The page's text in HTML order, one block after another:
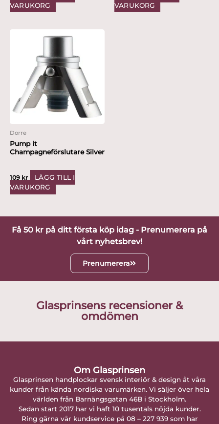
VARUKORG
VARUKORG
Dorre
Pump it
Champagneförslutare Silver
109 kr
LÄGG TILL I
VARUKORG
Få 50 kr på ditt första köp idag - Prenumerera på
vårt nyhetsbrev!
Prenumerera
Glasprinsens recensioner &
omdömen
Om Glasprinsen
Glasprinsen handplockar svensk interiör & design åt våra
kunder från kända nordiska varumärken. Vi säljer över hela
världen från Barnängsgatan 46B i Stockholm.
Sedan start 2017 har vi haft 10 tusentals nöjda kunder.
Ring gärna vår kundservice på 08 – 227 939 som har